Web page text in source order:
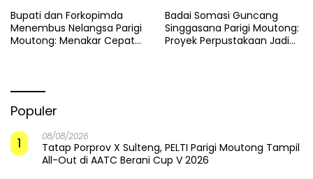
​Bupati dan Forkopimda
Menembus Nelangsa Parigi
Moutong: Menakar Cepat
Badai Somasi Guncang
Singgasana Parigi Moutong:
Proyek Perpustakaan Jadi
Populer
1
08/08/2026
Tatap Porprov X Sulteng, PELTI Parigi Moutong Tampil
All-Out di AATC Berani Cup V 2026